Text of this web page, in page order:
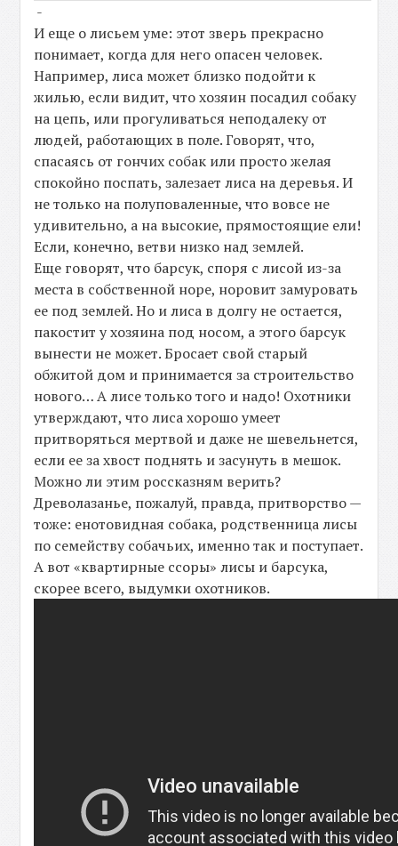
-
И еще о лисьем уме: этот зверь прекрасно
понимает, когда для него опасен человек.
Например, лиса может близко подойти к
жилью, если видит, что хозяин посадил собаку
на цепь, или прогуливаться неподалеку от
людей, работающих в поле. Говорят, что,
спасаясь от гончих собак или просто желая
спокойно поспать, залезает лиса на деревья. И
не только на полуповаленные, что вовсе не
удивительно, а на высокие, прямостоящие ели!
Если, конечно, ветви низко над землей.
Еще говорят, что барсук, споря с лисой из-за
места в собственной норе, норовит замуровать
ее под землей. Но и лиса в долгу не остается,
пакостит у хозяина под носом, а этого барсук
вынести не может. Бросает свой старый
обжитой дом и принимается за строительство
нового… А лисе только того и надо! Охотники
утверждают, что лиса хорошо умеет
притворяться мертвой и даже не шевельнется,
если ее за хвост поднять и засунуть в мешок.
Можно ли этим россказням верить?
Древолазанье, пожалуй, правда, притворство —
тоже: енотовидная собака, родственница лисы
по семейству собачьих, именно так и поступает.
А вот «квартирные ссоры» лисы и барсука,
скорее всего, выдумки охотников.